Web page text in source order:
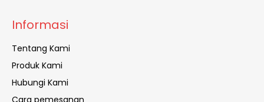
Informasi
Tentang Kami
Produk Kami
Hubungi Kami
Cara pemesanan